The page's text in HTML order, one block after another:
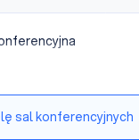
sal konferencyjnych